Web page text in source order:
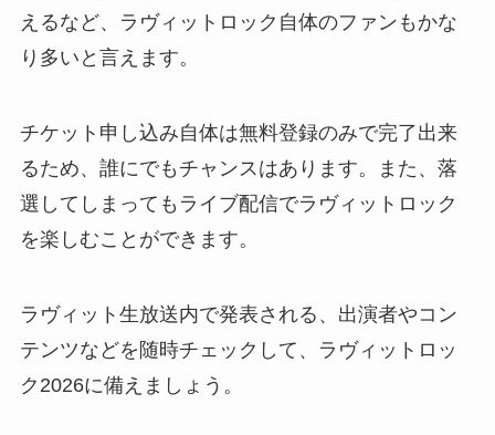
えるなど、ラヴィットロック自体のファンもかな
り多いと言えます。
チケット申し込み自体は無料登録のみで完了出来
るため、誰にでもチャンスはあります。また、落
選してしまってもライブ配信でラヴィットロック
を楽しむことができます。
ラヴィット生放送内で発表される、出演者やコン
テンツなどを随時チェックして、ラヴィットロッ
ク2026に備えましょう。